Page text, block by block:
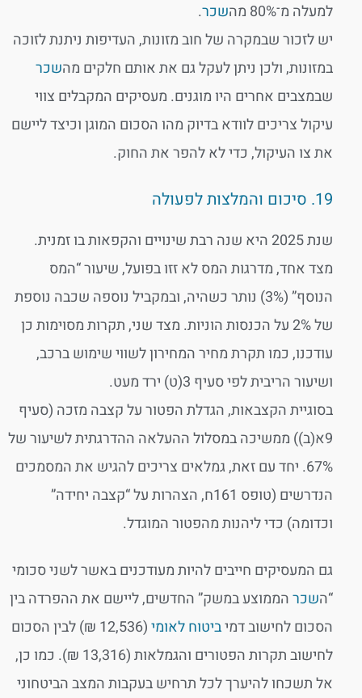
למעלה מ־80% מה
שכר.
יש לזכור שבמקרה של חוב מזונות, העדיפות ניתנת לזוכה
במזונות, ולכן ניתן לעקל גם את אותם חלקים מהשכר
שבמצבים אחרים היו מוגנים. מעסיקים המקבלים צווי
עיקול צריכים לוודא בדיוק מהו הסכום המוגן וכיצד ליישם
את צו העיקול, כדי לא להפר את החוק.
19. סיכום והמלצות לפעולה
שנת 2025 היא שנה רבת שינויים והקפאות בו זמנית.
מצד אחד, מדרגות המס לא זזו בפועל, שיעור “המס
הנוסף” (3%) נותר כשהיה, ובמקביל נוספה שכבה נוספת
של 2% על הכנסות הוניות. מצד שני, תקרות מסוימות כן
עודכנו, כמו תקרת מחיר המחירון לשווי שימוש ברכב,
ושיעור הריבית לפי סעיף 3(ט) ירד מעט.
בסוגיית הקצבאות, הגדלת הפטור על קצבה מזכה (סעיף
9א(ב)) ממשיכה במסלול ההעלאה ההדרגתית לשיעור של
67%. יחד עם זאת, גמלאים צריכים להגיש את המסמכים
הנדרשים (טופס 161ח, הצהרות על “קצבה יחידה”
וכדומה) כדי ליהנות מהפטור המוגדל.
גם המעסיקים חייבים להיות מעודכנים באשר לשני סכומי
“השכרהממוצע במשק” החדשים, ליישם את ההפרדה בין
הסכום לחישוב דמיביטוח לאומי
(12,536 ₪) לבין הסכום
לחישוב תקרות הפטורים והגמלאות (13,316 ₪). כמו כן,
אל תשכחו להיערך לכל תרחיש בעקבות המצב הביטחוני